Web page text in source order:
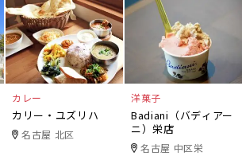
カレー
カリー・ユズリハ
名古屋 北区
洋菓子
Badiani（バディアー
ニ）栄店
名古屋 中区栄